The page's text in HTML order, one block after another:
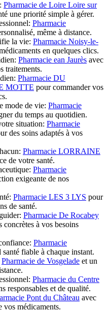
Pharmacie de Loire Loire sur
une priorité simple à gérer.
Pharmacie
même à distance.
la vie: Pharmacie Noisy-le-
en quelques clics.
Pharmacie ean Jaurès avec
traitements.
Pharmacie DU
MOTTE pour commander vos
mode de vie: Pharmacie
du temps au quotidien.
situation: Pharmacie
des soins adaptés à vos
Pharmacie LORRAINE
de votre santé.
Pharmacie
exigeante de nos
Pharmacie LES 3 LYS pour
de santé.
Pharmacie De Rocabey
concrètes à vos besoins
Pharmacie
fiable à chaque instant.
Pharmacie de Vosgelade et un
Pharmacie du Centre
responsables et de qualité.
Pont du Château avec
vos médicaments.